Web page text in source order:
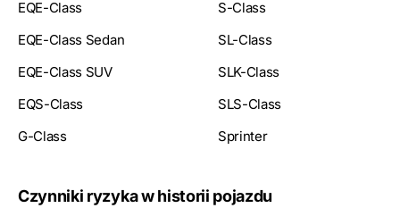
EQE-Class
EQE-Class Sedan
EQE-Class SUV
EQS-Class
G-Class
S-Class
SL-Class
SLK-Class
SLS-Class
Sprinter
Czynniki ryzyka w historii pojazdu